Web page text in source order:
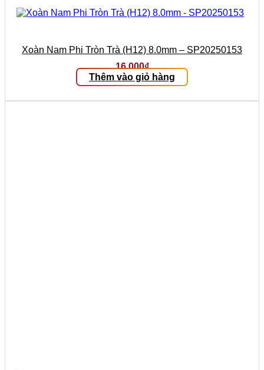
Xoàn Nam Phi Tròn Trà (H12) 8.0mm – SP20250153
16.000₫
Thêm vào giỏ hàng